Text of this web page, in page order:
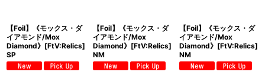
【Foil】《モックス・ダ
イアモンド/Mox
Diamond》[FtV:Relics]
SP
【Foil】《モックス・ダ
イアモンド/Mox
Diamond》[FtV:Relics]
NM
【Foil】《モックス・ダ
イアモンド/Mox
Diamond》[FtV:Relics]
NM